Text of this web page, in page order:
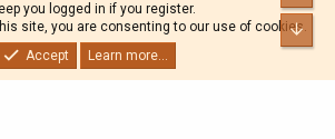
you logged in if you register.
site, you are consenting to our use of cookies.
Accept
Learn more...